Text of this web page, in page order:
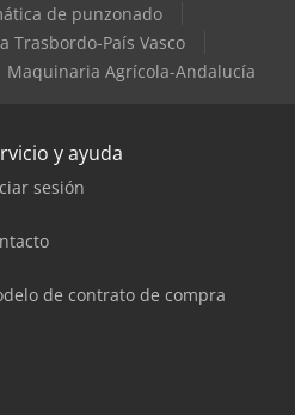
de punzonado
Trasbordo-País Vasco
Maquinaria Agrícola-Andalucía
y ayuda
sesión
de contrato de compra